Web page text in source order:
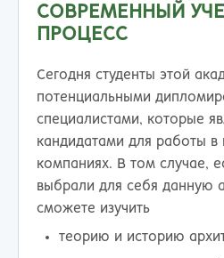
СОВРЕМЕННЫЙ
ПРОЦЕСС
Сегодня студенты этой
потенциальными
специалистами, которые
кандидатами для работы
компаниях. В том случае,
выбрали для себя данную
сможете изучить
теорию и историю